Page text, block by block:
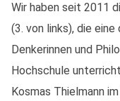
Wir haben seit 2011
(3. von links), die
Denkerinnen und
Hochschule
Kosmas Thielmann